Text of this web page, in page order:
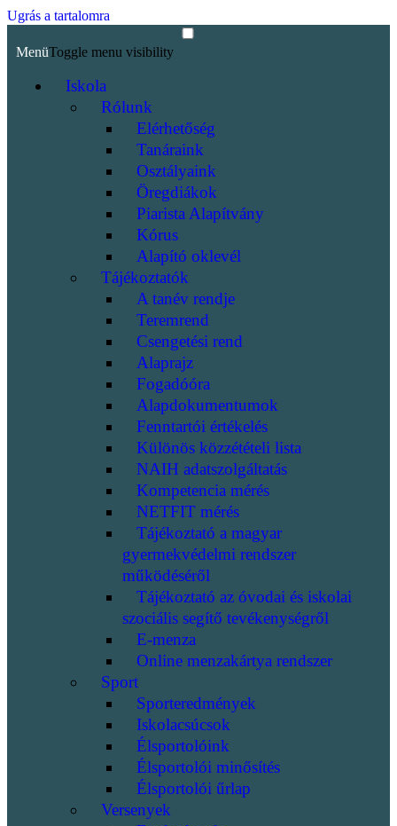
Ugrás a tartalomra
MenüToggle menu visibility
Iskola
Rólunk
Elérhetőség
Tanáraink
Osztályaink
Öregdiákok
Piarista Alapítvány
Kórus
Alapító oklevél
Tájékoztatók
A tanév rendje
Teremrend
Csengetési rend
Alaprajz
Fogadóóra
Alapdokumentumok
Fenntartói értékelés
Különös közzétételi lista
NAIH adatszolgáltatás
Kompetencia mérés
NETFIT mérés
Tájékoztató a magyar
gyermekvédelmi rendszer
működéséről
Tájékoztató az óvodai és iskolai
szociális segítő tevékenységről
E-menza
Online menzakártya rendszer
Sport
Sporteredmények
Iskolacsúcsok
Élsportolóink
Élsportolói minősítés
Élsportolói űrlap
Versenyek